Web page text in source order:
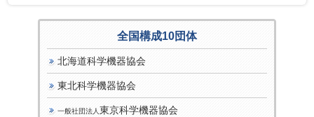
全国構成10団体
北海道科学機器協会
東北科学機器協会
一般社団法人東京科学機器協会